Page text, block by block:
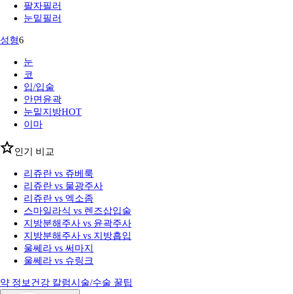
팔자필러
눈밑필러
성형6
눈
코
입/입술
안면윤곽
눈밑지방HOT
이마
인기 비교
리쥬란 vs 쥬베룩
리쥬란 vs 물광주사
리쥬란 vs 엑소좀
스마일라식 vs 렌즈삽입술
지방분해주사 vs 윤곽주사
지방분해주사 vs 지방흡입
울쎄라 vs 써마지
울쎄라 vs 슈링크
약 정보 건강 칼럼시술/수술 꿀팁